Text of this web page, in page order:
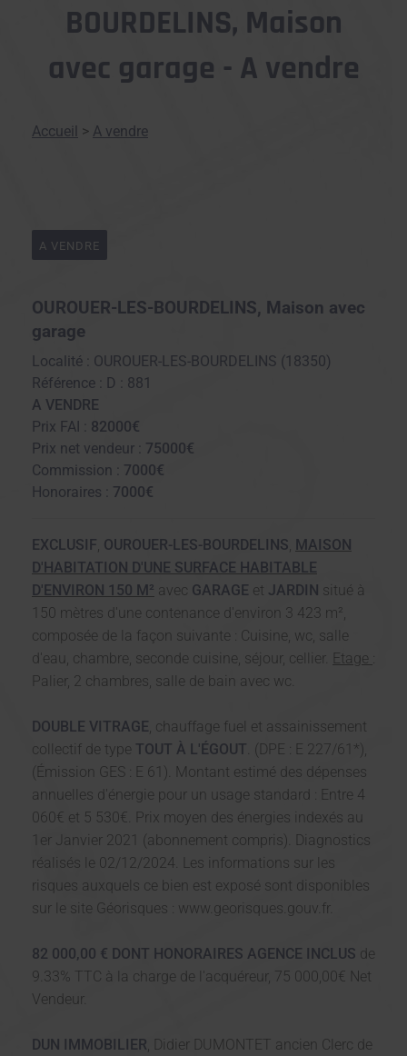
BOURDELINS, Maison
avec garage - A vendre
Accueil > A vendre
A VENDRE
OUROUER-LES-BOURDELINS, Maison avec
garage
Localité : OUROUER-LES-BOURDELINS (18350)
Référence : D : 881
A VENDRE
Prix FAI : 82000€
Prix net vendeur : 75000€
Commission : 7000€
Honoraires : 7000€
EXCLUSIF, OUROUER-LES-BOURDELINS, MAISON
D'HABITATION D'UNE SURFACE HABITABLE
D'ENVIRON 150 M² avec GARAGE et JARDIN situé à
150 mètres d'une contenance d'environ 3 423 m²,
composée de la façon suivante : Cuisine, wc, salle
d'eau, chambre, seconde cuisine, séjour, cellier. Etage :
Palier, 2 chambres, salle de bain avec wc.
DOUBLE VITRAGE, chauffage fuel et assainissement
collectif de type TOUT À L'ÉGOUT . (DPE : E 227/61*),
(Émission GES : E 61). Montant estimé des dépenses
annuelles d'énergie pour un usage standard : Entre 4
060€ et 5 530€. Prix moyen des énergies indexés au
1er Janvier 2021 (abonnement compris). Diagnostics
réalisés le 02/12/2024. Les informations sur les
risques auxquels ce bien est exposé sont disponibles
sur le site Géorisques : www.georisques.gouv.fr.
82 000,00 € DONT HONORAIRES AGENCE INCLUS de
9.33% TTC à la charge de l'acquéreur, 75 000,00€ Net
Vendeur.
DUN IMMOBILIER , Didier DUMONTET ancien Clerc de